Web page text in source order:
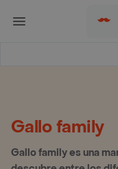
Gallo family
Gallo family es una